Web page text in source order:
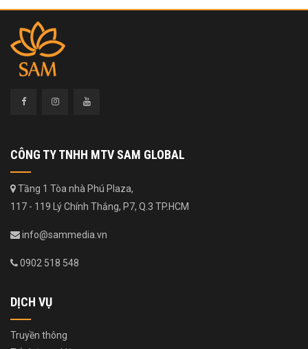
CÔNG TY TNHH MTV SAM GLOBAL
Tầng 1 Tòa nhà Phú Plaza,
117 - 119 Lý Chính Thắng, P7, Q.3 TP.HCM
info@sammedia.vn
0902 518 548
DỊCH VỤ
Truyền thông